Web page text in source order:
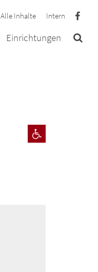
Alle Inhalte Intern
Einrichtungen